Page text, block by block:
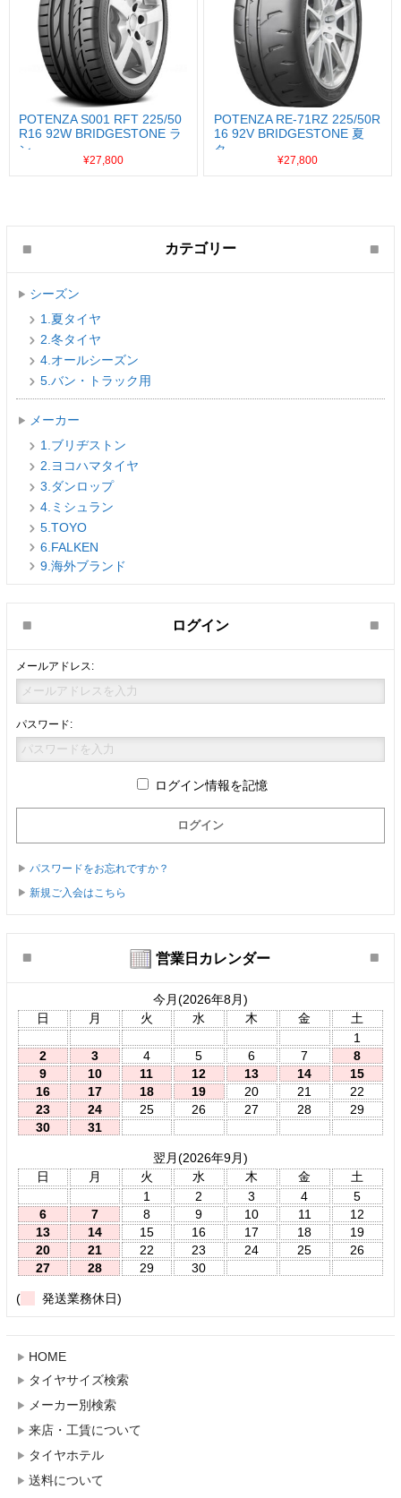
POTENZA S001 RFT 225/50
R16 92W BRIDGESTONE ラ
ン...
¥27,800
POTENZA RE-71RZ 225/50R
16 92V BRIDGESTONE 夏
タ...
¥27,800
カテゴリー
シーズン
1.夏タイヤ
2.冬タイヤ
4.オールシーズン
5.バン・トラック用
メーカー
1.ブリヂストン
2.ヨコハマタイヤ
3.ダンロップ
4.ミシュラン
5.TOYO
6.FALKEN
9.海外ブランド
ログイン
メールアドレス:
パスワード:
ログイン情報を記憶
パスワードをお忘れですか？
新規ご入会はこちら
営業日カレンダー
今月(2026年8月)
日
月 火 水 木 金
土
1
2
3 4 5 6 7
8
9
10 11 12 13 14
15
16
17 18 19 20 21
22
23
24 25 26 27 28
29
30
31
翌月(2026年9月)
日
月 火 水 木 金
土
1
2 3 4
5
6
7 8 9 10 11
12
13
14 15 16 17 18
19
20
21 22 23 24 25
26
27
28 29 30
( 発送業務休日)
HOME
タイヤサイズ検索
メーカー別検索
来店・工賃について
タイヤホテル
送料について